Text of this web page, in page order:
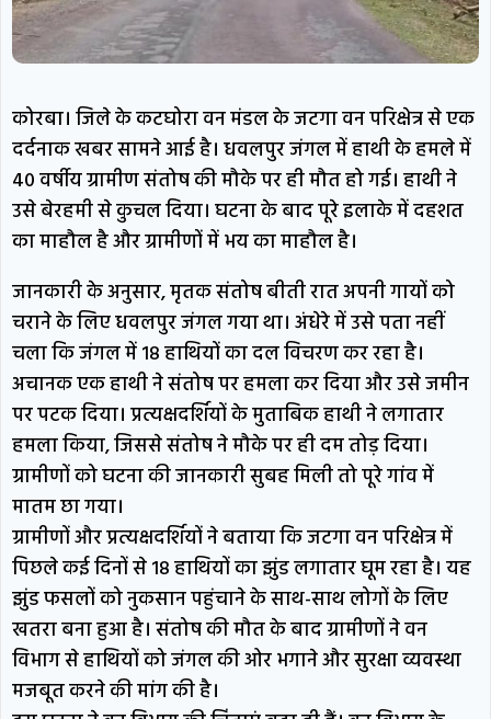
कोरबा। जिले के कटघोरा वन मंडल के जटगा वन परिक्षेत्र से एक
दर्दनाक खबर सामने आई है। धवलपुर जंगल में हाथी के हमले में
40 वर्षीय ग्रामीण संतोष की मौके पर ही मौत हो गई। हाथी ने
उसे बेरहमी से कुचल दिया। घटना के बाद पूरे इलाके में दहशत
का माहौल है और ग्रामीणों में भय का माहौल है।
जानकारी के अनुसार, मृतक संतोष बीती रात अपनी गायों को
चराने के लिए धवलपुर जंगल गया था। अंधेरे में उसे पता नहीं
चला कि जंगल में 18 हाथियों का दल विचरण कर रहा है।
अचानक एक हाथी ने संतोष पर हमला कर दिया और उसे जमीन
पर पटक दिया। प्रत्यक्षदर्शियों के मुताबिक हाथी ने लगातार
हमला किया, जिससे संतोष ने मौके पर ही दम तोड़ दिया।
ग्रामीणों को घटना की जानकारी सुबह मिली तो पूरे गांव में
मातम छा गया।
ग्रामीणों और प्रत्यक्षदर्शियों ने बताया कि जटगा वन परिक्षेत्र में
पिछले कई दिनों से 18 हाथियों का झुंड लगातार घूम रहा है। यह
झुंड फसलों को नुकसान पहुंचाने के साथ-साथ लोगों के लिए
खतरा बना हुआ है। संतोष की मौत के बाद ग्रामीणों ने वन
विभाग से हाथियों को जंगल की ओर भगाने और सुरक्षा व्यवस्था
मजबूत करने की मांग की है।